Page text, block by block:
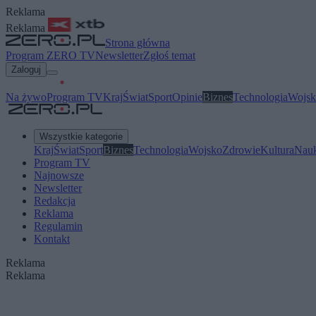
Reklama
Reklama
Strona główna
Program ZERO TVNewsletterZgłoś temat
Zaloguj
Na żywoProgram TVKrajŚwiatSportOpinieBiznesTechnologia
Wszystkie kategorie
KrajŚwiatSportBiznesTechnologiaWojskoZdrowieKultura
Program TV
Najnowsze
Newsletter
Redakcja
Reklama
Regulamin
Kontakt
Reklama
Reklama